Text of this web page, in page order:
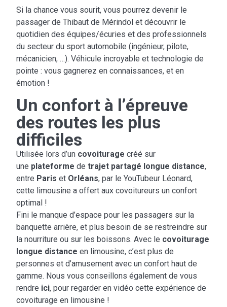
Si la chance vous sourit, vous pourrez devenir le
passager de Thibaut de Mérindol et découvrir le
quotidien des équipes/écuries et des professionnels
du secteur du sport automobile (ingénieur, pilote,
mécanicien, …). Véhicule incroyable et technologie de
pointe : vous gagnerez en connaissances, et en
émotion !
Un confort à l’épreuve
des routes les plus
difficiles
Utilisée lors d’un covoiturage créé sur
une plateforme detrajet partagé longue distance,
entre Paris et Orléans, par le YouTubeur Léonard,
cette limousine a offert aux covoitureurs un confort
optimal !
Fini le manque d’espace pour les passagers sur la
banquette arrière, et plus besoin de se restreindre sur
la nourriture ou sur les boissons. Avec le covoiturage
longue distance en limousine, c’est plus de
personnes et d’amusement avec un confort haut de
gamme. Nous vous conseillons également de vous
rendre ici, pour regarder en vidéo cette expérience de
covoiturage en limousine !